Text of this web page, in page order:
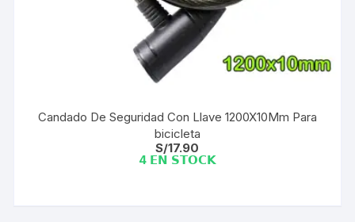
Candado De Seguridad Con Llave 1200X10Mm Para
bicicleta
S/17.90
4 𝗘𝗡 𝗦𝗧𝗢𝗖𝗞